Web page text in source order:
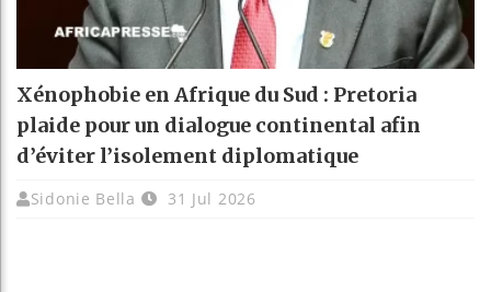
Xénophobie en Afrique du Sud : Pretoria
plaide pour un dialogue continental afin
d’éviter l’isolement diplomatique
Sidonie Bella 31 Jul 2026